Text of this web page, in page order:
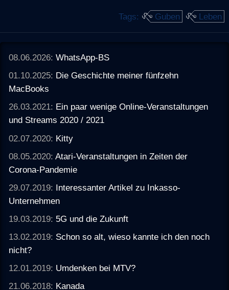
Tags: Guben Leben
08.06.2026:WhatsApp-BS
01.10.2025: Die Geschichte meiner fünfzehn
MacBooks
26.03.2021: Ein paar wenige Online-Veranstaltungen
und Streams 2020 / 2021
02.07.2020: Kitty
08.05.2020:Atari-Veranstaltungen in Zeiten der
Corona-Pandemie
29.07.2019: Interessanter Artikel zu Inkasso-
Unternehmen
19.03.2019: 5G und die Zukunft
13.02.2019: Schon so alt, wieso kannte ich den noch
nicht?
12.01.2019: Umdenken bei MTV?
21.06.2018: Kanada